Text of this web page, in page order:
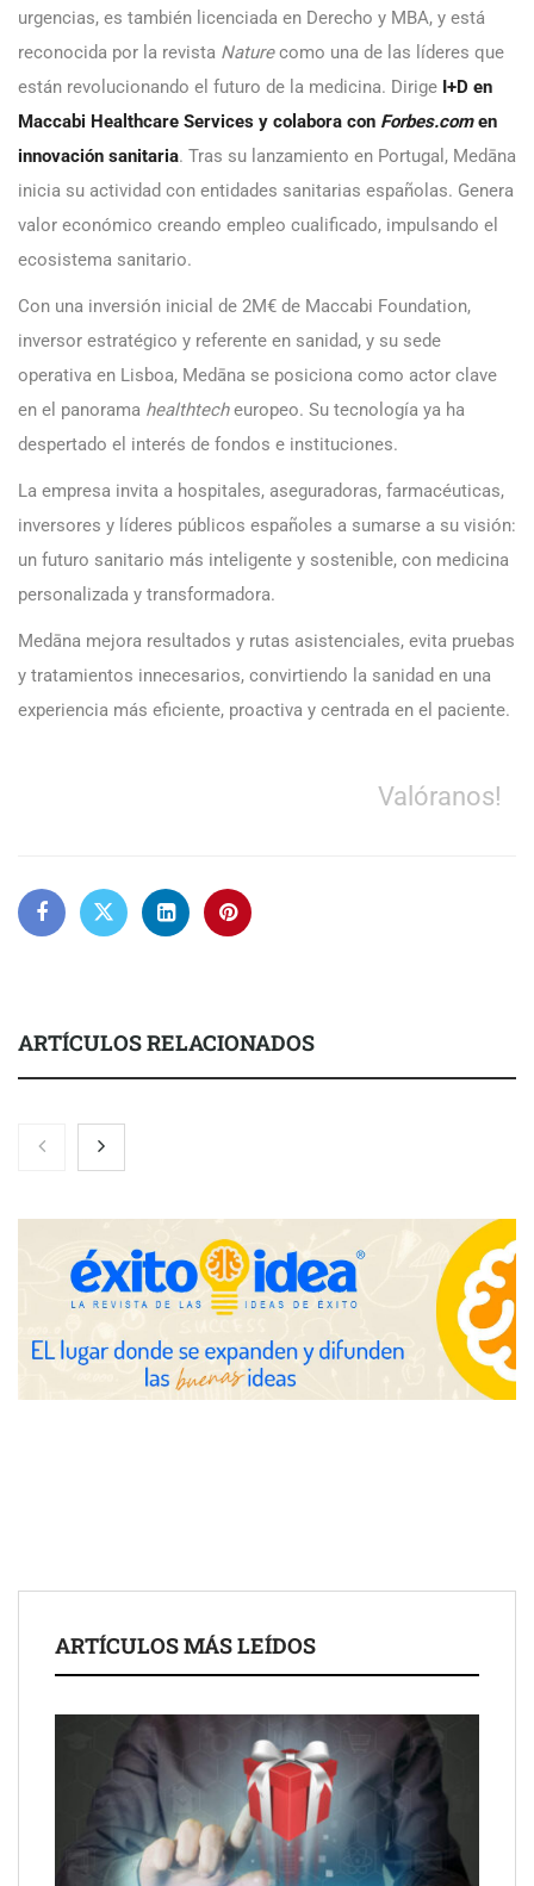
urgencias, es también licenciada en Derecho y MBA, y está
reconocida por la revista Naturecomo una de las líderes que
están revolucionando el futuro de la medicina. Dirige I+D en
Maccabi Healthcare Services y colabora con Forbes.comen
innovación sanitaria. Tras su lanzamiento en Portugal, Medāna
inicia su actividad con entidades sanitarias españolas. Genera
valor económico creando empleo cualificado, impulsando el
ecosistema sanitario.
Con una inversión inicial de 2M€ de Maccabi Foundation,
inversor estratégico y referente en sanidad, y su sede
operativa en Lisboa, Medāna se posiciona como actor clave
en el panorama healthtecheuropeo. Su tecnología ya ha
despertado el interés de fondos e instituciones.
La empresa invita a hospitales, aseguradoras, farmacéuticas,
inversores y líderes públicos españoles a sumarse a su visión:
un futuro sanitario más inteligente y sostenible, con medicina
personalizada y transformadora.
Medāna mejora resultados y rutas asistenciales, evita pruebas
y tratamientos innecesarios, convirtiendo la sanidad en una
experiencia más eficiente, proactiva y centrada en el paciente.
Valóranos!
ARTÍCULOS RELACIONADOS
Zoomex mejora su Strategy Center con herramientas
avanzadas para trading estratégico
COMPALISS de LYSOTRIC: cuando un solo producto multiplica
las posibilidades del salón profesional
Fundación Mapfre y CISE lanzan el concurso ‘Talento Sénior’
para impulsar ideas innovadoras creadas por y para mayores
Schaeffler mejora su rentabilidad en el primer semestre de 2026
NOVA: innovación y diseño que transforman espacios de la
mano de Tormo Franquicias
ARTÍCULOS MÁS LEÍDOS